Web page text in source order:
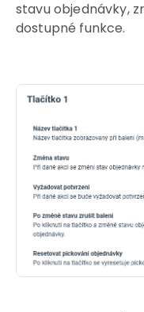
stavu objednávky,
dostupné funkce.